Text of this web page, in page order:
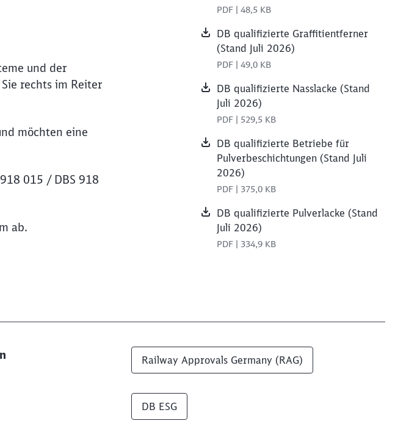
und der
rechts im Reiter
möchten eine
015 / DBS 918
ab.
PDF | 48,5 KB
DB qualifizierte Graffitientferner
(Stand Juli 2026)
PDF | 49,0 KB
DB qualifizierte Nasslacke (Stand
Juli 2026)
PDF | 529,5 KB
DB qualifizierte Betriebe für
Pulverbeschichtungen (Stand Juli
2026)
PDF | 375,0 KB
DB qualifizierte Pulverlacke (Stand
Juli 2026)
PDF | 334,9 KB
Railway Approvals Germany (RAG)
DB ESG